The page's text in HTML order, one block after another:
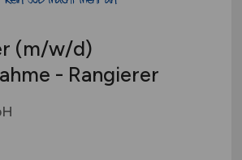
(m/w/d)
- Rangierer